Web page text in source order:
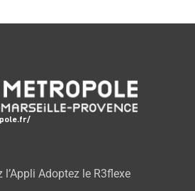
l’Appli Adoptez le R3flexe